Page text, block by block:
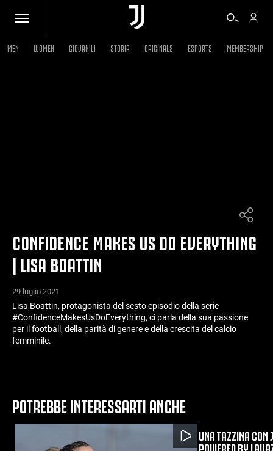
ALTRO
MEN WOMEN GIOVANILI STORIA ORIGINALS ESPORTS MEMBERSHIP
CONFIDENCE MAKES US DO EVERYTHING
| LISA BOATTIN
29 luglio 2021
Lisa Boattin, protagonista del sesto episodio della serie
#ConfidenceMakesUsDoEverything, ci parla della sua passione
per il football, della parità di genere e della crescita del calcio
femminile.
POTREBBE INTERESSARTI ANCHE
UNA TAZZINA CON
POWERED BY